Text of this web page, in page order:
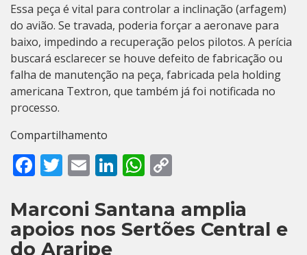
Essa peça é vital para controlar a inclinação (arfagem)
do avião. Se travada, poderia forçar a aeronave para
baixo, impedindo a recuperação pelos pilotos. A perícia
buscará esclarecer se houve defeito de fabricação ou
falha de manutenção na peça, fabricada pela holding
americana Textron, que também já foi notificada no
processo.
Compartilhamento
Facebook
Twitter
EmailLinkedIn
WhatsApp
Marconi Santana amplia
apoios nos Sertões Central e
do Araripe